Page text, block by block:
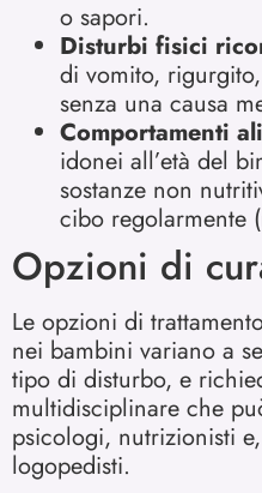
o sapori.
Disturbi fisici
di vomito,
senza una causa
Comportamenti
idonei all’età del
sostanze non
cibo regolarmente
Opzioni di
Le opzioni di
nei bambini variano a
tipo di disturbo, e
multidisciplinare che
psicologi, nutrizionisti
logopedisti.